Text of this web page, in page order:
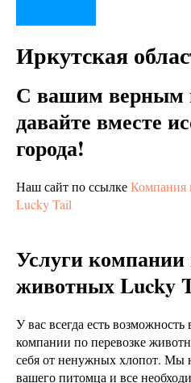
Иркутская
С вашим верным
давайте вместе
города!
Наш сайт по ссылкеКомпания
Lucky Tail
Услуги компании
животных Lucky
У вас всегда есть возможность
компании по перевозке
себя от ненужных хлопот. Мы
вашего питомца и все